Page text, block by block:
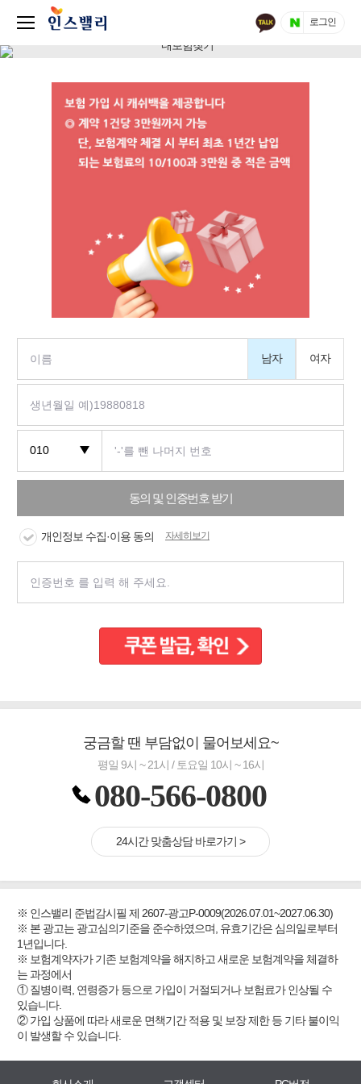
로그인
남자 여자
동의 및 인증번호 받기
개인정보 수집·이용 동의 자세히보기
궁금할 땐 부담없이 물어보세요~
평일 9시 ~ 21시 / 토요일 10시 ~ 16시
080-566-0800
24시간 맞춤상담 바로가기 >
※ 인스밸리 준법감시필 제 2607-광고P-0009(2026.07.01~2027.06.30)
※ 본 광고는 광고심의기준을 준수하였으며, 유효기간은 심의일로부터
1년입니다.
※ 보험계약자가 기존 보험계약을 해지하고 새로운 보험계약을 체결하
는 과정에서
① 질병이력, 연령증가 등으로 가입이 거절되거나 보험료가 인상될 수
있습니다.
② 가입 상품에 따라 새로운 면책기간 적용 및 보장 제한 등 기타 불이익
이 발생할 수 있습니다.